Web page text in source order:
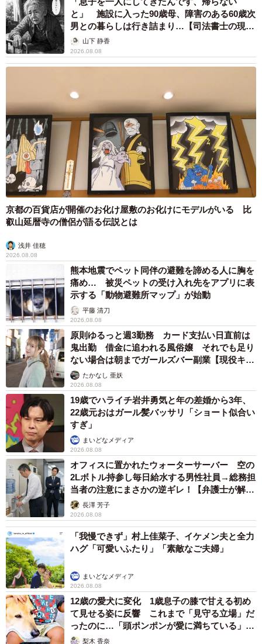
と」 施設に入った90歳母、障害のある60歳次
男との暮らしは行き詰まり…【司法書士の現場
から】山下 静香
2026.08.08
京都の百貨店が開催のお化け屋敷のお化けにモデルがいる 比
叡山延暦寺の僧侶が語る伝説とは
浅井 佳穂
2026.08.08
熊本地震でペット同伴の避難を諦める人に胸を
痛め… 被災ペットの受け入れ先をアプリに表
示する「動物避難所マップ」が始動
平藤 清刀
2026.08.08
原則ゆるっと週3勤務 カード支払い日直前は
鬼出勤 借金に追われる風俗嬢 それでも足り
ない場合は朝までガールズバー副業【現役キャ
ストに取材】
たかなし 亜妖
2026.08.08
19歳でハライチ岩井勇気と年の差婚から3年、
22歳元おはガール髪バッサリ「ショート似合い
すぎ」
まいどなメディア
2026.08.08
オフィスに置かれたウォーターサーバー 空の
2Lボトル持参し毎日給水する男性社員→総務担
当者の注意にまさかの逆ギレ！【弁護士が解
説】長澤 芳子
2026.08.08
「我慢できず」村上佳菜子、イケメン夫と全力
ハグ「可愛いふたり」「素敵なご夫婦」
まいどなメディア
2026.08.08
12歳の愛犬に変化 1歳息子の膝で甘える初め
て見せる姿に反響 これまで「見守る立場」だ
ったのに…「頭ポンポンが愛に満ちている」
「尊…」
梨木 香奈